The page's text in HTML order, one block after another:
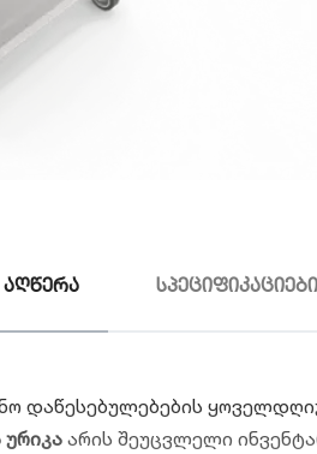
აღწერა სპეციფიკაციები
დაწესებულებების
არის შეუცვლელი